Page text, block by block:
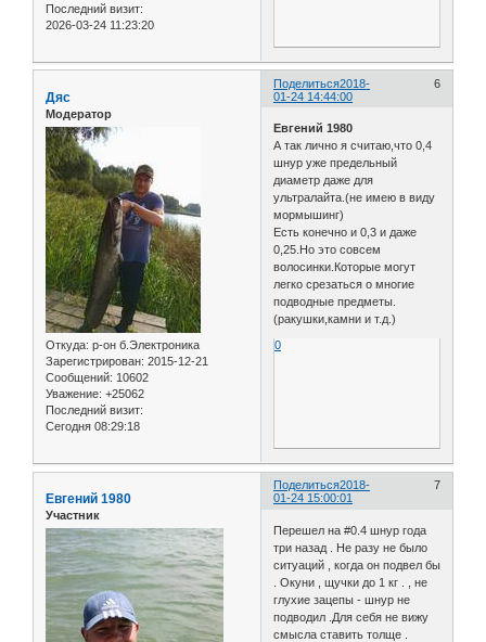
Последний визит:
2026-03-24 11:23:20
Поделиться 6
2018-
01-24 14:44:00
Дяс
Модератор
Откуда: р-он б.Электроника
Зарегистрирован: 2015-12-21
Сообщений: 10602
Уважение: +25062
Последний визит:
Сегодня 08:29:18
Евгений 1980
А так лично я считаю,что 0,4
шнур уже предельный
диаметр даже для
ультралайта.(не имею в виду
мормышинг)
Есть конечно и 0,3 и даже
0,25.Но это совсем
волосинки.Которые могут
легко срезаться о многие
подводные предметы.
(ракушки,камни и т.д.)
0
Поделиться 7
2018-
01-24 15:00:01
Евгений 1980
Участник
Перешел на #0.4 шнур года
три назад . Не разу не было
ситуаций , когда он подвел бы
. Окуни , щучки до 1 кг . , не
глухие зацепы - шнур не
подводил .Для себя не вижу
смысла ставить толще .